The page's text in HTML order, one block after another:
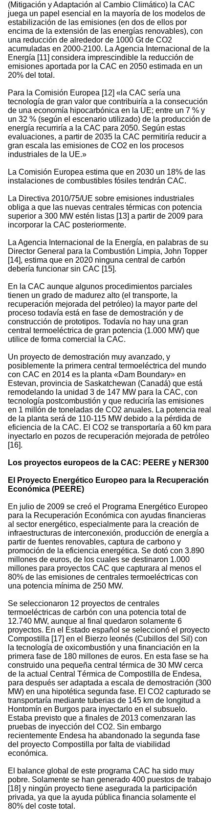
(Mitigación y Adaptación al Cambio Climático) la CAC
juega un papel esencial en la mayoría de los modelos de
estabilización de las emisiones (en dos de ellos por
encima de la extensión de las energías renovables), con
una reducción de alrededor de 1000 Gt de CO2
acumuladas en 2000-2100. La Agencia Internacional de la
Energía [11] considera imprescindible la reducción de
emisiones aportada por la CAC en 2050 estimada en un
20% del total.
Para la Comisión Europea [12] «la CAC sería una
tecnología de gran valor que contribuiría a la consecución
de una economía hipocarbónica en la UE; entre un 7 % y
un 32 % (según el escenario utilizado) de la producción de
energía recurriría a la CAC para 2050. Según estas
evaluaciones, a partir de 2035 la CAC permitiría reducir a
gran escala las emisiones de CO2 en los procesos
industriales de la UE.»
La Comisión Europea estima que en 2030 un 18% de las
instalaciones de combustibles fósiles tendrán CAC.
La Directiva 2010/75/UE sobre emisiones industriales
obliga a que las nuevas centrales térmicas con potencia
superior a 300 MW estén listas [13] a partir de 2009 para
incorporar la CAC posteriormente.
La Agencia Internacional de la Energía, en palabras de su
Director General para la Combustión Limpia, John Topper
[14], estima que en 2020 ninguna central de carbón
debería funcionar sin CAC [15].
En la CAC aunque algunos procedimientos parciales
tienen un grado de madurez alto (el transporte, la
recuperación mejorada del petróleo) la mayor parte del
proceso todavía está en fase de demostración y de
construcción de prototipos. Todavía no hay una gran
central termoeléctrica de gran potencia (1.000 MW) que
utilice de forma comercial la CAC.
Un proyecto de demostración muy avanzado, y
posiblemente la primera central termoeléctrica del mundo
con CAC en 2014 es la planta «Dam Boundary» en
Estevan, provincia de Saskatchewan (Canadá) que está
remodelando la unidad 3 de 147 MW para la CAC, con
tecnología postcombustión y que reduciría las emisiones
en 1 millón de toneladas de CO2 anuales. La potencia real
de la planta será de 110-115 MW debido a la pérdida de
eficiencia de la CAC. El CO2 se transportaría a 60 km para
inyectarlo en pozos de recuperación mejorada de petróleo
[16].
Los proyectos europeos de la CAC: PEERE y NER300
El Proyecto Energético Europeo para la Recuperación
Económica (PEERE)
En julio de 2009 se creó el Programa Energético Europeo
para la Recuperación Económica con ayudas financieras
al sector energético, especialmente para la creación de
infraestructuras de interconexión, producción de energía a
partir de fuentes renovables, captura de carbono y
promoción de la eficiencia energética. Se dotó con 3.890
millones de euros, de los cuales se destinaron 1.000
millones para proyectos CAC que capturara al menos el
80% de las emisiones de centrales termoeléctricas con
una potencia mínima de 250 MW.
Se seleccionaron 12 proyectos de centrales
termoeléctricas de carbón con una potencia total de
12.740 MW, aunque al final quedaron solamente 6
proyectos. En el Estado español se seleccionó el proyecto
Compostilla [17] en el Bierzo leonés (Cubillos del Sil) con
la tecnología de oxicombustión y una financiación en la
primera fase de 180 millones de euros. En esta fase se ha
construido una pequeña central térmica de 30 MW cerca
de la actual Central Térmica de Compostilla de Endesa,
para después ser adaptada a escala de demostración (300
MW) en una hipotética segunda fase. El CO2 capturado se
transportaría mediante tuberias de 145 km de longitud a
Hontomín en Burgos para inyectarlo en el subsuelo.
Estaba previsto que a finales de 2013 comenzaran las
pruebas de inyección del CO2. Sin embargo
recientemente Endesa ha abandonado la segunda fase
del proyecto Compostilla por falta de viabilidad
económica.
El balance global de este programa CAC ha sido muy
pobre. Solamente se han generado 400 puestos de trabajo
[18] y ningún proyecto tiene asegurada la participación
privada, ya que la ayuda pública financia solamente el
80% del coste total.